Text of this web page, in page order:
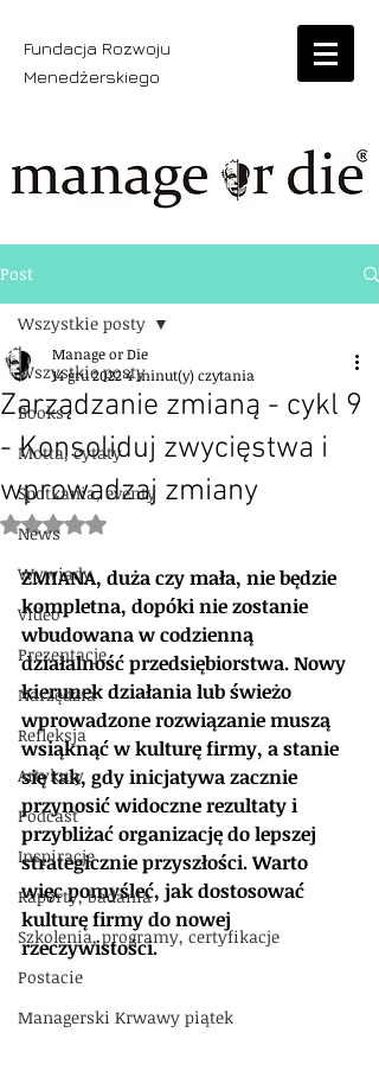
Fundacja Rozwoju
Menedżerskiego
Post
Wszystkie posty
Books
Motta, cytaty
Spotkania, eventy
News
Wywiady
Video
Prezentacje
Narzędzia
Refleksja
Artykuły
Podcast
Inspiracje
Raporty, badania
Szkolenia, programy, certyfikacje
Postacie
Managerski Krwawy piątek
Wszystkie posty
Zarządzanie zmianą - cykl 9
- Konsoliduj zwycięstwa i
wprowadzaj zmiany
Manage or Die
14 gru 20224 minut(y) czytania
Oceniono na NaN z 5 gwiazdek.
ZMIANA, duża czy mała, nie będzie
kompletna, dopóki nie zostanie
wbudowana w codzienną
działalność przedsiębiorstwa. Nowy
kierunek działania lub świeżo
wprowadzone rozwiązanie muszą
wsiąknąć w kulturę firmy, a stanie
się tak, gdy inicjatywa zacznie
przynosić widoczne rezultaty i
przybliżać organizację do lepszej
strategicznie przyszłości. Warto
więc pomyśleć, jak dostosować
kulturę firmy do nowej
rzeczywistości.